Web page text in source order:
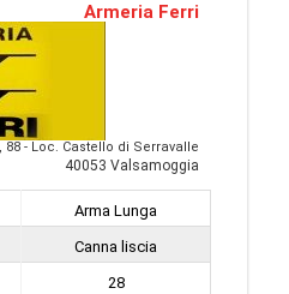
Armeria Ferri
88 - Loc. Castello di Serravalle
40053 Valsamoggia
Arma Lunga
Canna liscia
28